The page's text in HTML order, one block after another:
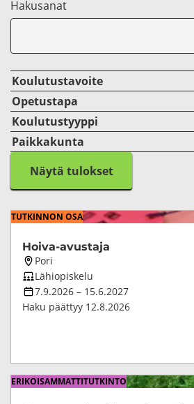
Ha­kusa­nat
Koulutustavoite
Opetustapa
Koulutustyyppi
Paikkakunta
Näytä tulokset
TUT­KIN­NON OSA
Hoiva-​avustaja
Koulutuksen
paikkakunta
Pori
Koulutuksen
opetustapa
Lähiopiskelu
Koulutuksen
kesto
7.9.2026 – 15.6.2027
Haku päättyy 12.8.2026
ERI­KOI­SAM­MAT­TI­TUT­KIN­TO